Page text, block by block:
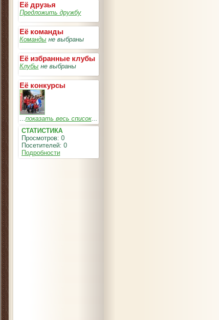
Её друзья
Предложить дружбу
Её команды
Команды не выбраны
Её избранные клубы
Клубы не выбраны
Её конкурсы
...показать весь список...
СТАТИСТИКА
Просмотров: 0
Посетителей: 0
Подробности